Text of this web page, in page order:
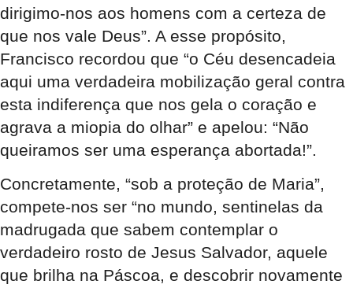
dirigimo-nos aos homens com a certeza de
que nos vale Deus”. A esse propósito,
Francisco recordou que “o Céu desencadeia
aqui uma verdadeira mobilização geral contra
esta indiferença que nos gela o coração e
agrava a miopia do olhar” e apelou: “Não
queiramos ser uma esperança abortada!”.
Concretamente, “sob a proteção de Maria”,
compete-nos ser “no mundo, sentinelas da
madrugada que sabem contemplar o
verdadeiro rosto de Jesus Salvador, aquele
que brilha na Páscoa, e descobrir novamente